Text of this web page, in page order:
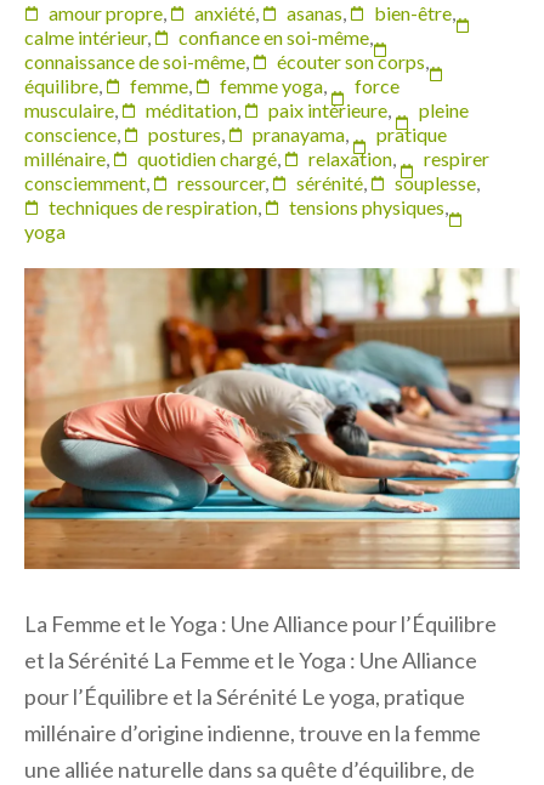
amour propre, anxiété, asanas, bien-être,
calme intérieur, confiance en soi-même,
connaissance de soi-même, écouter son corps,
équilibre, femme, femme yoga,
force
musculaire, méditation, paix intérieure,
pleine
conscience, postures, pranayama,
pratique
millénaire, quotidien chargé, relaxation,
respirer
consciemment, ressourcer, sérénité, souplesse,
techniques de respiration, tensions physiques,
yoga
La Femme et le Yoga : Une Alliance pour l’Équilibre
et la Sérénité La Femme et le Yoga : Une Alliance
pour l’Équilibre et la Sérénité Le yoga, pratique
millénaire d’origine indienne, trouve en la femme
une alliée naturelle dans sa quête d’équilibre, de